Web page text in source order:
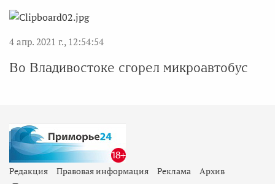
4 апр. 2021 г., 12:54:54
Во Владивостоке сгорел микроавтобус
Редакция Правовая информация Реклама
Архив